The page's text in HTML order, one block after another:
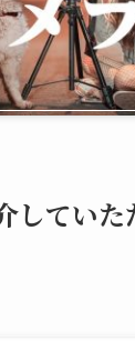
していた